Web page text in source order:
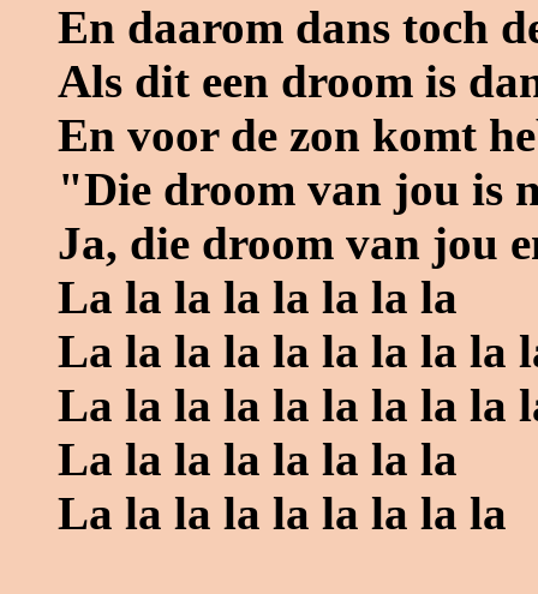
En daarom dans toch
Als dit een droom is
En voor de zon komt
"Die droom van jou is
Ja, die droom van jou
La la la la la la la la
La la la la la la la la la
La la la la la la la la la
La la la la la la la la
La la la la la la la la la